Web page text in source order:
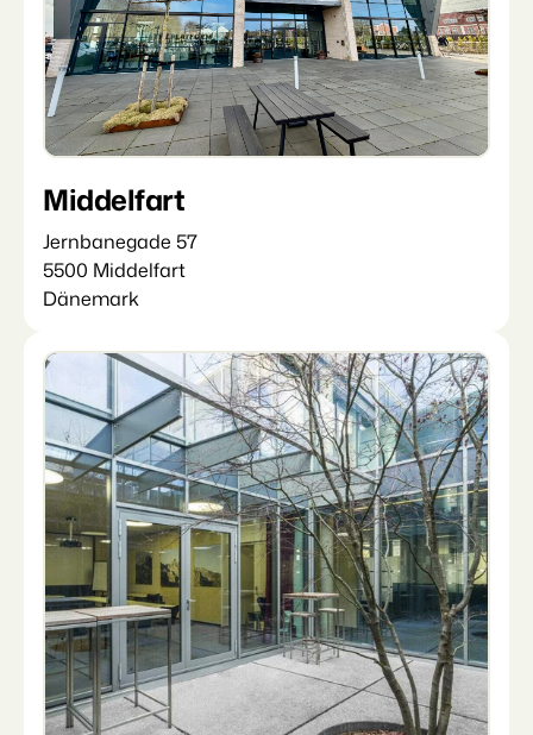
Middelfart
Jernbanegade 57
5500 Middelfart
Dänemark